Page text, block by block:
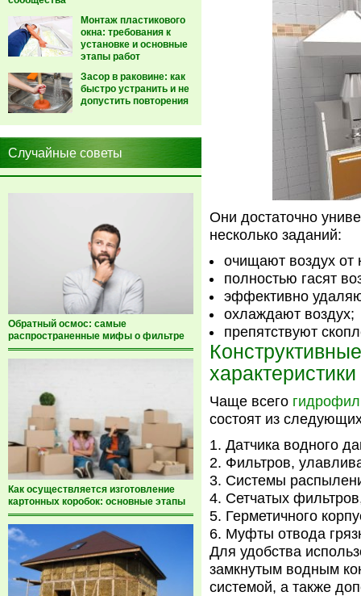
Монтаж пластикового
окна: требования к
установке и основные
этапы работ
Засор в раковине: как
быстро устранить и не
допустить повторения
Случайные советы
Обратный осмос: самые
распространенные мифы о фильтре
Как осуществляется изготовление
картонных коробок: основные этапы
Они достаточно
несколько заданий:
очищают воздух от
полностью гасят
эффективно
охлаждают воздух;
препятствуют
характеристики
Чаще всего
состоят из
Датчика водного
Фильтров,
Системы
Сетчатых
Герметичного
Муфты отвода
Для удобства
замкнутым водным
системой, а также